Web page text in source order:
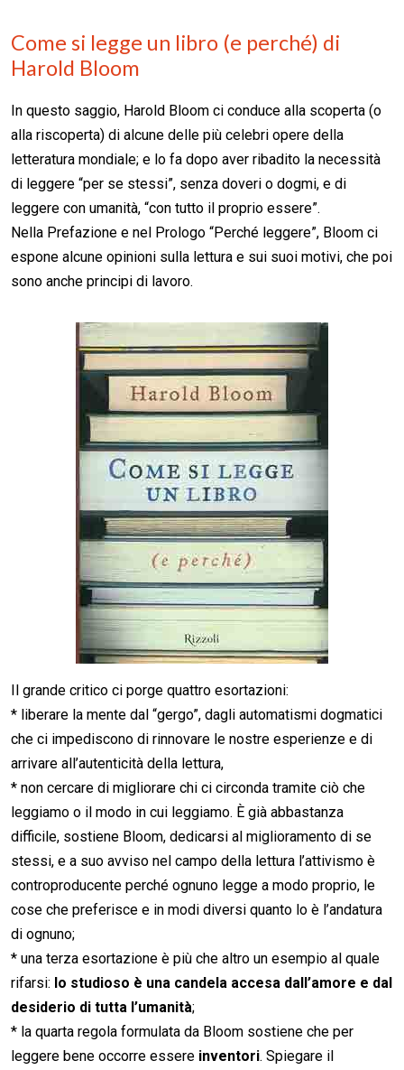
Come si legge un libro (e perché) di
Harold Bloom
In questo saggio, Harold Bloom ci conduce alla scoperta (o
alla riscoperta) di alcune delle più celebri opere della
letteratura mondiale; e lo fa dopo aver ribadito la necessità
di leggere “per se stessi”, senza doveri o dogmi, e di
leggere con umanità, “con tutto il proprio essere”.
Nella Prefazione e nel Prologo “Perché leggere”, Bloom ci
espone alcune opinioni sulla lettura e sui suoi motivi, che poi
sono anche principi di lavoro.
Il grande critico ci porge quattro esortazioni:
* liberare la mente dal “gergo”, dagli automatismi dogmatici
che ci impediscono di rinnovare le nostre esperienze e di
arrivare all’autenticità della lettura,
* non cercare di migliorare chi ci circonda tramite ciò che
leggiamo o il modo in cui leggiamo. È già abbastanza
difficile, sostiene Bloom, dedicarsi al miglioramento di se
stessi, e a suo avviso nel campo della lettura l’attivismo è
controproducente perché ognuno legge a modo proprio, le
cose che preferisce e in modi diversi quanto lo è l’andatura
di ognuno;
* una terza esortazione è più che altro un esempio al quale
rifarsi: lo studioso è una candela accesa dall’amore e dal
desiderio di tutta l’umanità;
* la quarta regola formulata da Bloom sostiene che per
leggere bene occorre essere inventori. Spiegare il